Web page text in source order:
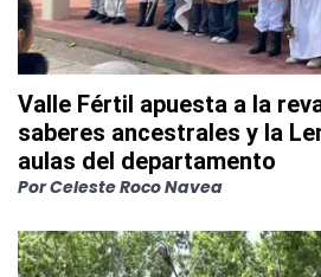
Valle Fértil apuesta a la
saberes ancestrales y la
aulas del departamento
PorCeleste Roco Navea